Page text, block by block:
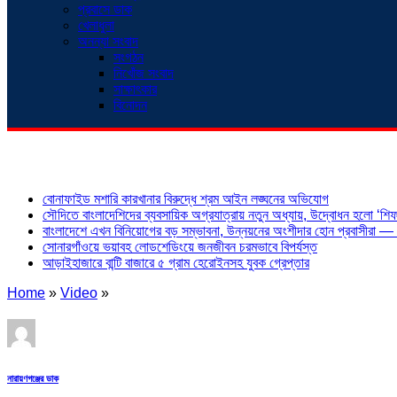
প্রবাসে ডাক
খেলাধুলা
অনন্যা সংবাদ
সংগঠন
নিখোঁজ সংবাদ
সাক্ষাৎকার
বিনোদন
বোনাফাইড মশারি কারখানার বিরুদ্ধে শ্রম আইন লঙ্ঘনের অভিযোগ
সৌদিতে বাংলাদেশিদের ব্যবসায়িক অগ্রযাত্রায় নতুন অধ্যায়, উদ্বোধন হলো ‘শিফা
বাংলাদেশে এখন বিনিয়োগের বড় সম্ভাবনা, উন্নয়নের অংশীদার হোন প্রবাসীরা
সোনারগাঁওয়ে ভয়াবহ লোডশেডিংয়ে জনজীবন চরমভাবে বিপর্যস্ত
আড়াইহাজারে বান্টি বাজারে ৫ গ্রাম হেরোইনসহ যুবক গ্রেপ্তার
Home » Video »
নারায়ণগঞ্জের ডাক